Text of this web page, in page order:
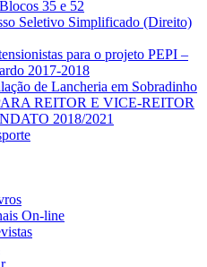
35 e 52
Seletivo Simplificado (Direito)
para o projeto PEPI –
2017-2018
de Lancheria em Sobradinho
REITOR E VICE-REITOR
2018/2021
On-line